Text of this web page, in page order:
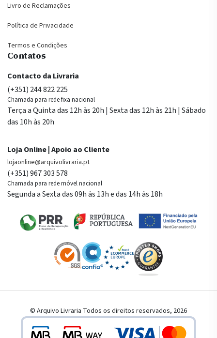
Livro de Reclamações
Política de Privacidade
Termos e Condições
Contatos
Contacto da Livraria
(+351) 244 822 225
Chamada para rede fixa nacional
Terça a Quinta das 12h às 20h | Sexta das 12h às 21h | Sábado
das 10h às 20h
Loja Online | Apoio ao Cliente
lojaonline@arquivolivraria.pt
(+351) 967 303 578
Chamada para rede móvel nacional
Segunda a Sexta das 09h às 13h e das 14h às 18h
© Arquivo Livraria Todos os direitos reservados, 2026